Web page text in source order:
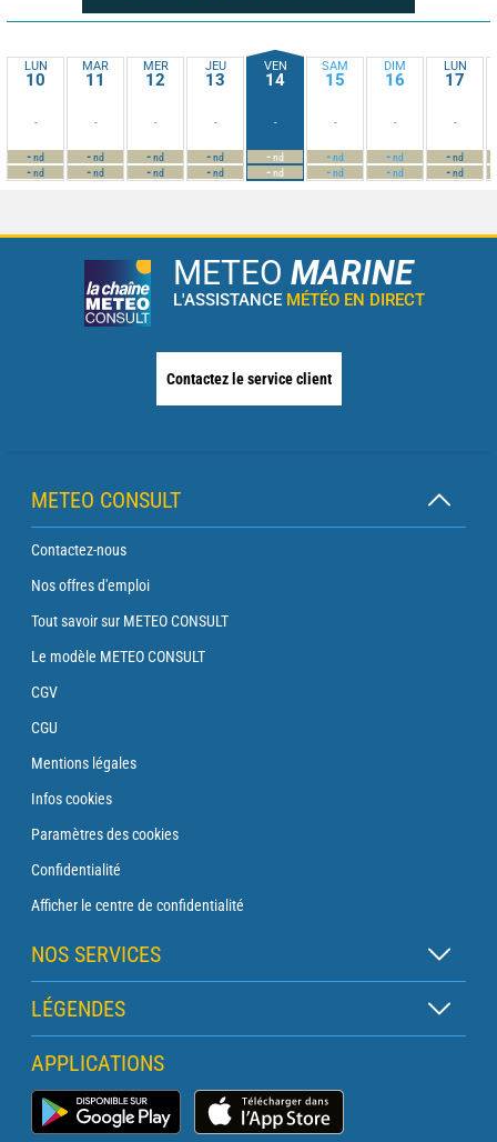
LUN
10
-
-nd
-nd
MAR
11
-
-nd
-nd
MER
12
-
-nd
-nd
JEU
13
-
-nd
-nd
VEN
14
-
-nd
-nd
SAM
15
-
-nd
-nd
DIM
16
-
-nd
-nd
LUN
17
-
-nd
-nd
METEO MARINE
L'ASSISTANCE MÉTÉO EN DIRECT
Contactez le service client
METEO CONSULT
Contactez-nous
Nos offres d'emploi
Tout savoir sur METEO CONSULT
Le modèle METEO CONSULT
CGV
CGU
Mentions légales
Infos cookies
Paramètres des cookies
Confidentialité
Afficher le centre de confidentialité
NOS SERVICES
Abonnement Zen
Abonnement Balise
Abonnement Traversée
Abonnement Phare
LÉGENDES
Légende des cartes
Légende des pictogrammes
Glossaire
APPLICATIONS
Application Météo Marine